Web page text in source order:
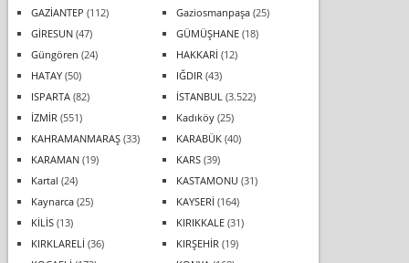
GAZİANTEP (112) Gaziosmanpaşa(25)
GİRESUN(47) GÜMÜŞHANE(18)
Güngören (24) HAKKARİ (12)
HATAY(50) IĞDIR (43)
ISPARTA(82) İSTANBUL (3.522)
İZMİR (551) Kadıköy(25)
KAHRAMANMARAŞ(33) KARABÜK(40)
KARAMAN(19) KARS(39)
Kartal (24) KASTAMONU (31)
Kaynarca(25) KAYSERİ (164)
KİLİS(13) KIRIKKALE(31)
KIRKLARELİ (36) KIRŞEHİR (19)